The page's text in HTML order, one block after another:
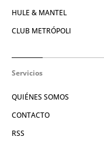
HULE & MANTEL
CLUB METRÓPOLI
Servicios
QUIÉNES SOMOS
CONTACTO
RSS